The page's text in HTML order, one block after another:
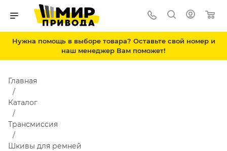
Нужна помощь в выборе товара? Оставьте свой номер и
наш менеджер Вам поможет!
Главная
Каталог
Трансмиссия
Шкивы для ремней